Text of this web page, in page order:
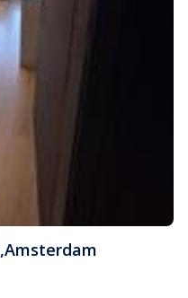
,Amsterdam